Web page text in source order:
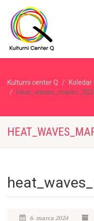
Kulturni center Q
6. marca 2024